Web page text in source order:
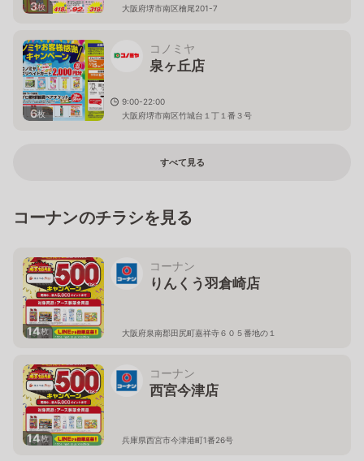
3枚
大阪府堺市南区檜尾201-7
6枚
コノミヤ
泉ヶ丘店
9:00-22:00
大阪府堺市南区竹城台１丁１番３号
すべて見る
コーナンのチラシを見る
14枚
コーナン
りんくう羽倉崎店
大阪府泉南郡田尻町嘉祥寺６０５番地の１
14枚
コーナン
西宮今津店
兵庫県西宮市今津港町1番26号